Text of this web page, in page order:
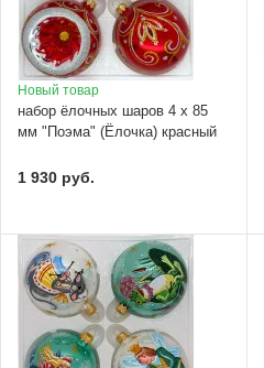
Новый товар
набор ёлочных шаров 4 х 85
мм "Поэма" (Ёлочка) красный
1 930 руб.